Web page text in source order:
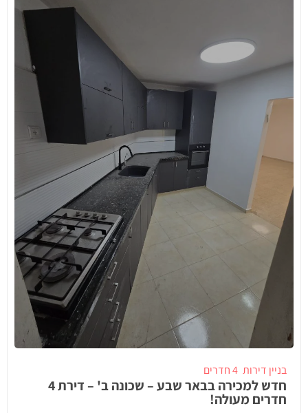
בניין דירות 4 חדרים
חדש למכירה בבאר שבע – שכונה ב' – דירת 4
חדרים מעולה!